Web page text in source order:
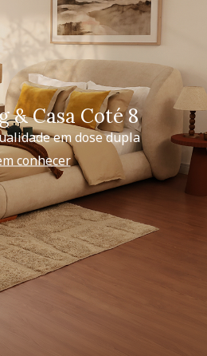
& Casa Coté 8
em dose dupla
conhecer